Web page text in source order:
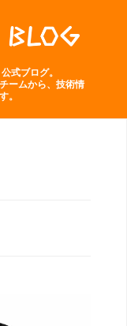
式ブログ。
ームから、技術情
。